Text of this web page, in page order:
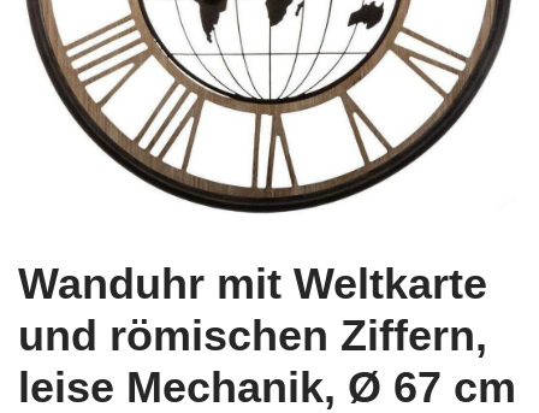
Wanduhr mit Weltkarte
und römischen Ziffern,
leise Mechanik, Ø 67 cm